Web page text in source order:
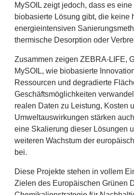
MySOIL zeigt jedoch, dass es
biobasierte Lösung gibt, die keine
energieintensiven
thermische Desorption oder
Zusammen zeigen ZEBRA-LIFE,
MySOIL, wie biobasierte
Ressourcen und degradierte
Geschäftsmöglichkeiten
realen Daten zu Leistung, Kosten
Umweltauswirkungen stärken
eine Skalierung dieser Lösungen
weiteren Wachstum der
bei.
Diese Projekte stehen in vollem
Zielen des Europäischen Grünen